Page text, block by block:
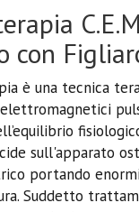
con
è una tecnica
sull'apparato
portando
Suddetto